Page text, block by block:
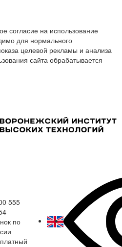
согласие на использование
для нормального
целевой рекламы и анализа
сайта обрабатывается
555
по